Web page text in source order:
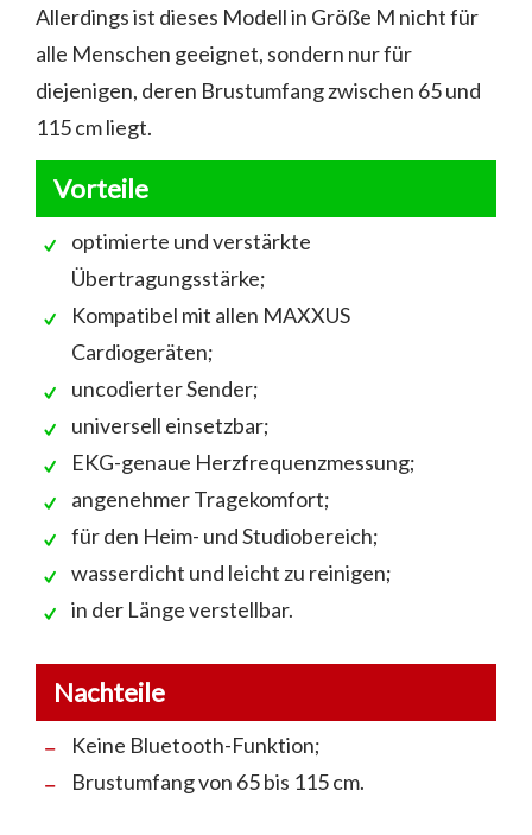
Allerdings ist dieses Modell in Größe M nicht für
alle Menschen geeignet, sondern nur für
diejenigen, deren Brustumfang zwischen 65 und
115 cm liegt.
Vorteile
optimierte und verstärkte
Übertragungsstärke;
Kompatibel mit allen MAXXUS
Cardiogeräten;
uncodierter Sender;
universell einsetzbar;
EKG-genaue Herzfrequenzmessung;
angenehmer Tragekomfort;
für den Heim- und Studiobereich;
wasserdicht und leicht zu reinigen;
in der Länge verstellbar.
Nachteile
Keine Bluetooth-Funktion;
Brustumfang von 65 bis 115 cm.